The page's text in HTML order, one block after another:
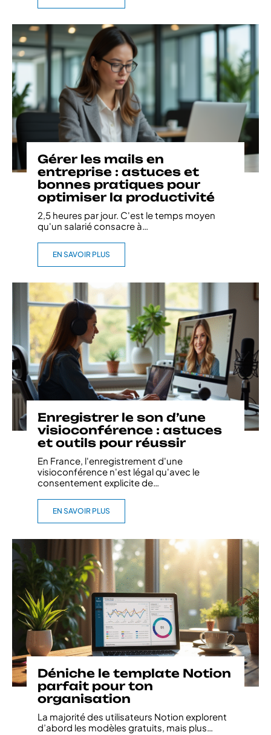
Gérer les mails en
entreprise : astuces et
bonnes pratiques pour
optimiser la productivité
2,5 heures par jour. C'est le temps moyen
qu'un salarié consacre à
EN SAVOIR PLUS
Enregistrer le son d’une
visioconférence : astuces
et outils pour réussir
En France, l'enregistrement d'une
visioconférence n'est légal qu'avec le
consentement explicite de
EN SAVOIR PLUS
Déniche le template Notion
parfait pour ton
organisation
La majorité des utilisateurs Notion explorent
d’abord les modèles gratuits, mais plus…